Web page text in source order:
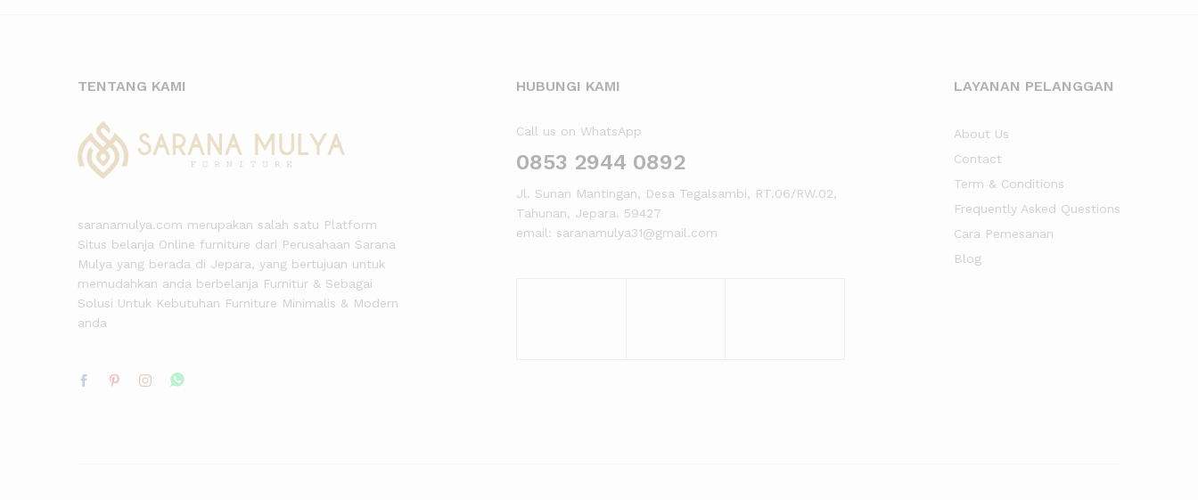
TENTANG KAMI
saranamulya.com merupakan salah satu Platform
Situs belanja Online furniture dari Perusahaan Sarana
Mulya yang berada di Jepara, yang bertujuan untuk
memudahkan anda berbelanja Furnitur & Sebagai
Solusi Untuk Kebutuhan Furniture Minimalis & Modern
anda
HUBUNGI KAMI
Call us on WhatsApp
0853 2944 0892
Jl. Sunan Mantingan, Desa Tegalsambi, RT.06/RW.02,
Tahunan, Jepara. 59427
email: saranamulya31@gmail.com
LAYANAN PELANGGAN
About Us
Contact
Term & Conditions
Frequently Asked Questions
Cara Pemesanan
Blog